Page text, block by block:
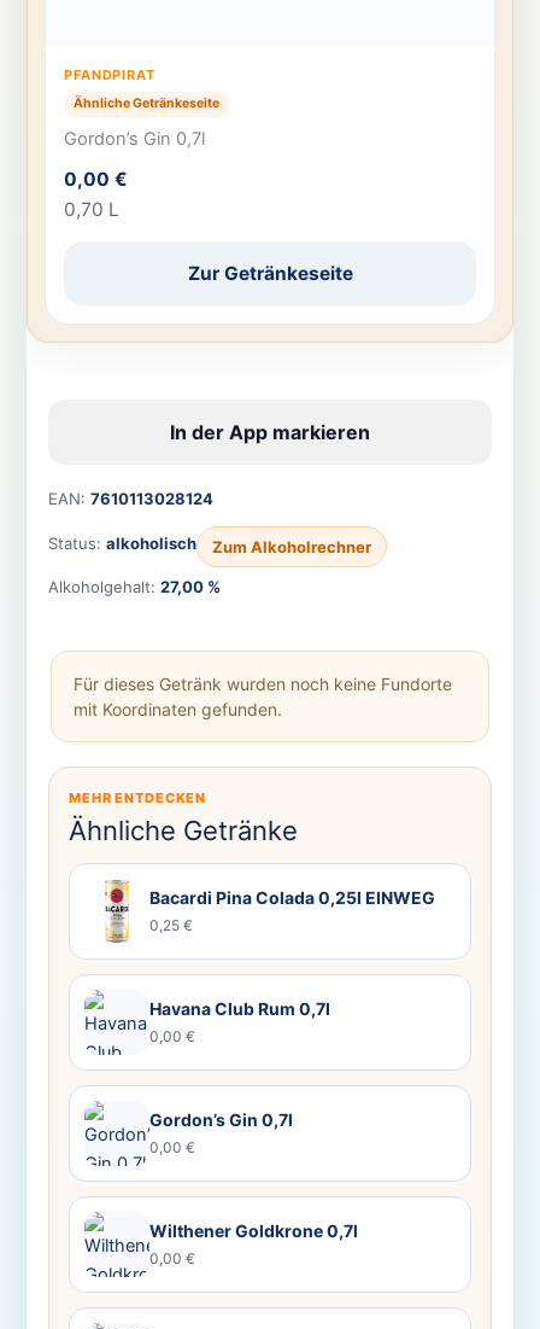
PFANDPIRAT
Ähnliche Getränkeseite
Gordon’s Gin 0,7l
0,00 €
0,70 L
Zur Getränkeseite
In der App markieren
EAN: 7610113028124
Status: alkoholisch Zum Alkoholrechner
Alkoholgehalt: 27,00 %
Für dieses Getränk wurden noch keine Fundorte
mit Koordinaten gefunden.
MEHR ENTDECKEN
Ähnliche Getränke
Bacardi Pina Colada 0,25l EINWEG
0,25 €
Havana Club Rum 0,7l
0,00 €
Gordon’s Gin 0,7l
0,00 €
Wilthener Goldkrone 0,7l
0,00 €